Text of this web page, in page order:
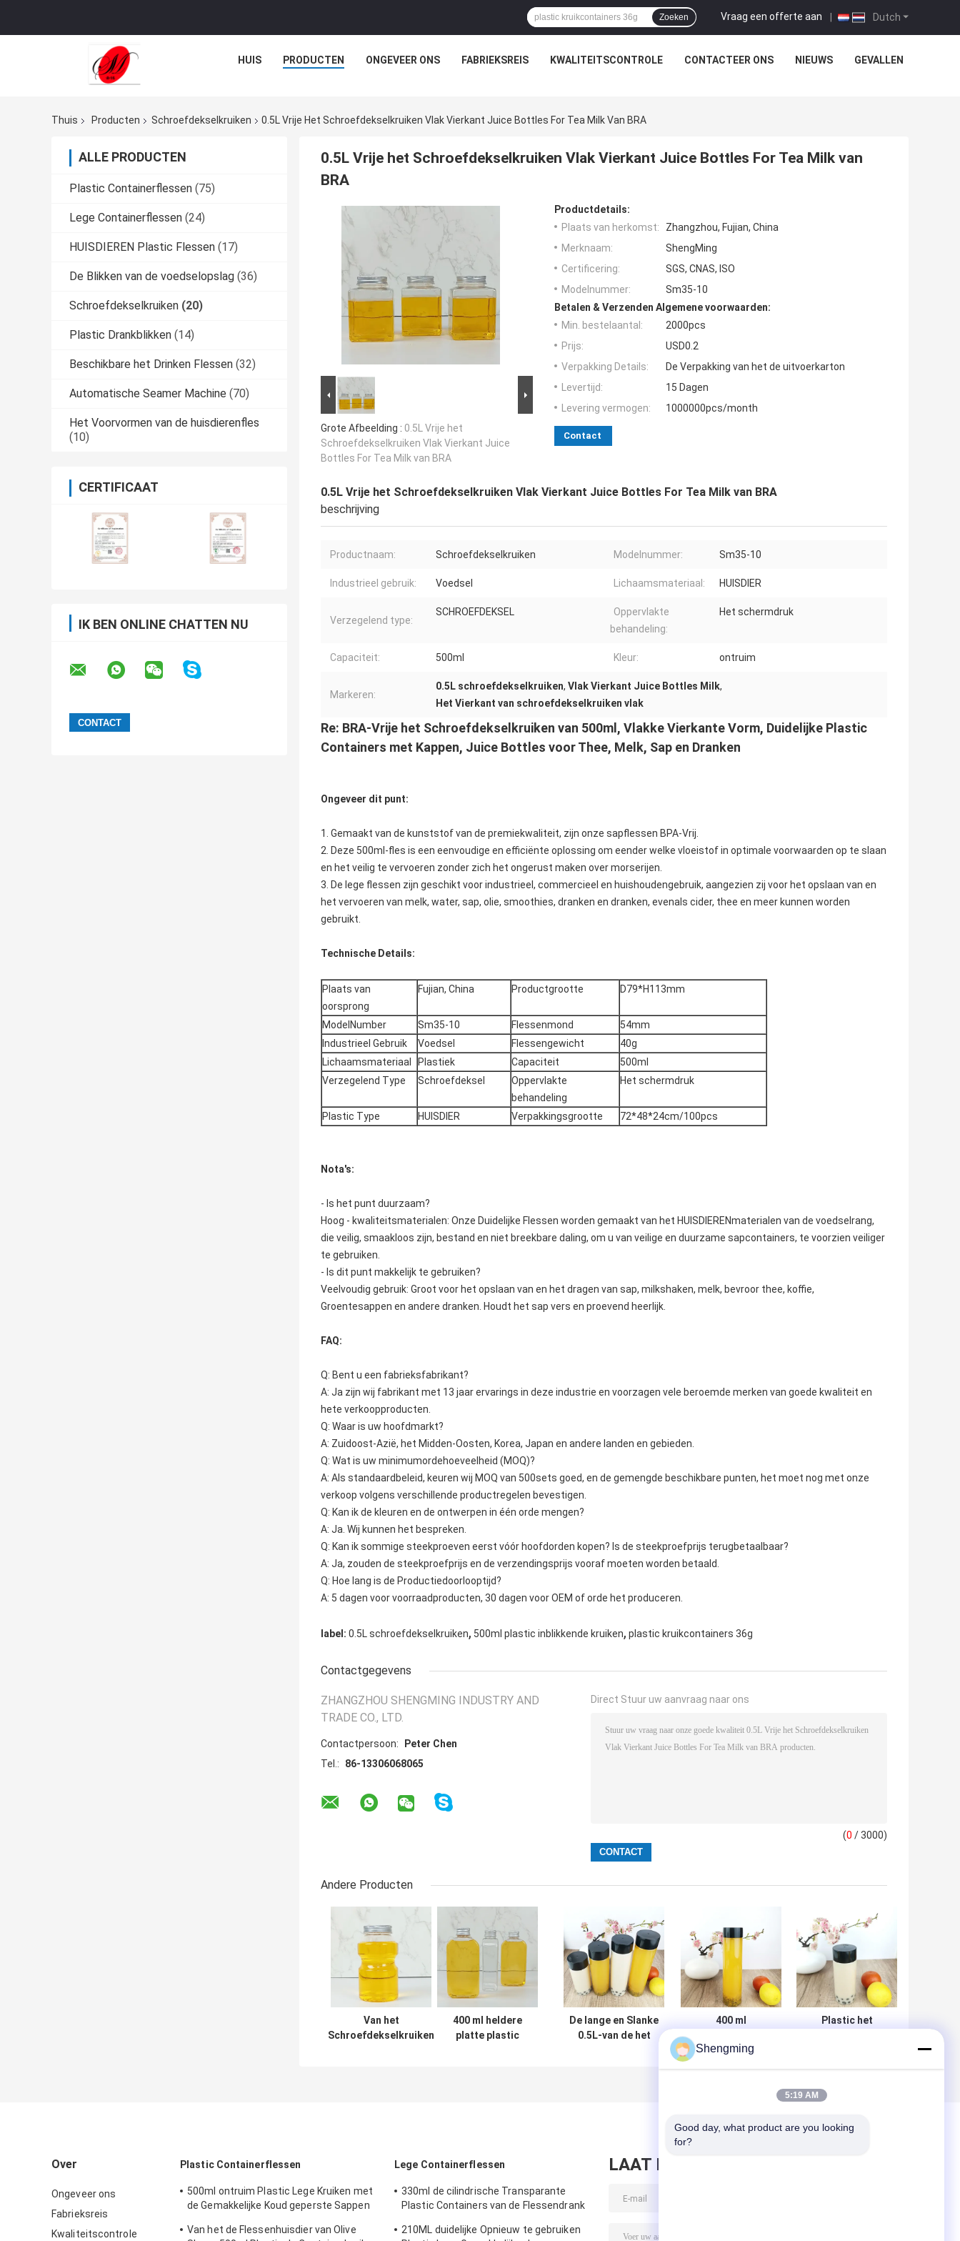
Dutch
Vraag een offerte aan |
Zoeken
HUIS PRODUCTEN ONGEVEER ONS FABRIEKSREIS KWALITEITSCONTROLE CONTACTEER ONS NIEUWS GEVALLEN
Thuis Producten Schroefdekselkruiken 0.5L Vrije Het Schroefdekselkruiken Vlak Vierkant Juice Bottles For Tea Milk Van BRA
ALLE PRODUCTEN
Plastic Containerflessen (75)
Lege Containerflessen (24)
HUISDIEREN Plastic Flessen (17)
De Blikken van de voedselopslag (36)
Schroefdekselkruiken (20)
Plastic Drankblikken (14)
Beschikbare het Drinken Flessen (32)
Automatische Seamer Machine (70)
Het Voorvormen van de huisdierenfles
(10)
CERTIFICAAT
IK BEN ONLINE CHATTEN NU
0.5L Vrije het Schroefdekselkruiken Vlak Vierkant Juice Bottles For Tea Milk van
BRA
Grote Afbeelding : 0.5L Vrije het
Schroefdekselkruiken Vlak Vierkant Juice
Bottles For Tea Milk van BRA
Productdetails:
Plaats van herkomst:
Zhangzhou, Fujian, China
Merknaam:
ShengMing
Certificering:
SGS, CNAS, ISO
Modelnummer:
Sm35-10
Betalen & Verzenden Algemene voorwaarden:
Min. bestelaantal:
2000pcs
Prijs:
USD0.2
Verpakking Details:
De Verpakking van het de uitvoerkarton
Levertijd:
15 Dagen
Levering vermogen:
1000000pcs/month
Contact
0.5L Vrije het Schroefdekselkruiken Vlak Vierkant Juice Bottles For Tea Milk van BRA
beschrijving
Productnaam: Schroefdekselkruiken Modelnummer: Sm35-10
Industrieel gebruik: Voedsel Lichaamsmateriaal: HUISDIER
Verzegelend type:
SCHROEFDEKSEL
Oppervlakte
behandeling:
Het schermdruk
Capaciteit: 500ml Kleur: ontruim
Markeren:
0.5L schroefdekselkruiken, Vlak Vierkant Juice Bottles Milk,
Het Vierkant van schroefdekselkruiken vlak
Re: BRA-Vrije het Schroefdekselkruiken van 500ml, Vlakke Vierkante Vorm, Duidelijke Plastic
Containers met Kappen, Juice Bottles voor Thee, Melk, Sap en Dranken
Ongeveer dit punt:
1. Gemaakt van de kunststof van de premiekwaliteit, zijn onze sapflessen BPA-Vrij.
2. Deze 500ml-fles is een eenvoudige en efficiënte oplossing om eender welke vloeistof in optimale voorwaarden op te slaan
en het veilig te vervoeren zonder zich het ongerust maken over morserijen.
3. De lege flessen zijn geschikt voor industrieel, commercieel en huishoudengebruik, aangezien zij voor het opslaan van en
het vervoeren van melk, water, sap, olie, smoothies, dranken en dranken, evenals cider, thee en meer kunnen worden
gebruikt.
Technische Details:
Plaats van
oorsprong
Fujian, China Productgrootte D79*H113mm
ModelNumber Sm35-10 Flessenmond
54mm
Industrieel Gebruik
Voedsel Flessengewicht
40g
Lichaamsmateriaal
Plastiek Capaciteit
500ml
Verzegelend Type
Schroefdeksel
Oppervlakte
behandeling
Het schermdruk
Plastic Type HUISDIER Verpakkingsgrootte 72*48*24cm/100pcs
Nota's:
- Is het punt duurzaam?
Hoog - kwaliteitsmaterialen: Onze Duidelijke Flessen worden gemaakt van het HUISDIERENmaterialen van de voedselrang,
die veilig, smaakloos zijn, bestand en niet breekbare daling, om u van veilige en duurzame sapcontainers, te voorzien veiliger
te gebruiken.
- Is dit punt makkelijk te gebruiken?
Veelvoudig gebruik: Groot voor het opslaan van en het dragen van sap, milkshaken, melk, bevroor thee, koffie,
Groentesappen en andere dranken. Houdt het sap vers en proevend heerlijk.
FAQ:
Q: Bent u een fabrieksfabrikant?
A: Ja zijn wij fabrikant met 13 jaar ervarings in deze industrie en voorzagen vele beroemde merken van goede kwaliteit en
hete verkoopproducten.
Q: Waar is uw hoofdmarkt?
A: Zuidoost-Azië, het Midden-Oosten, Korea, Japan en andere landen en gebieden.
Q: Wat is uw minimumordehoeveelheid (MOQ)?
A: Als standaardbeleid, keuren wij MOQ van 500sets goed, en de gemengde beschikbare punten, het moet nog met onze
verkoop volgens verschillende productregelen bevestigen.
Q: Kan ik de kleuren en de ontwerpen in één orde mengen?
A: Ja. Wij kunnen het bespreken.
Q: Kan ik sommige steekproeven eerst vóór hoofdorden kopen? Is de steekproefprijs terugbetaalbaar?
A: Ja, zouden de steekproefprijs en de verzendingsprijs vooraf moeten worden betaald.
Q: Hoe lang is de Productiedoorlooptijd?
A: 5 dagen voor voorraadproducten, 30 dagen voor OEM of orde het produceren.
label: 0.5L schroefdekselkruiken, 500ml plastic inblikkende kruiken, plastic kruikcontainers 36g
Contactgegevens
ZHANGZHOU SHENGMING INDUSTRY AND
TRADE CO., LTD.
Contactpersoon:
Peter Chen
Tel.:
86-13306068065
Direct Stuur uw aanvraag naar ons
(0 / 3000)
Andere Producten
Van het
Schroefdekselkruiken
400 ml heldere
platte plastic
De lange en Slanke
0.5L-van de het
400 ml
schroefkapcontainers
Plastic het
Over
Ongeveer ons
Fabrieksreis
Kwaliteitscontrole
Plastic Containerflessen
500ml ontruim Plastic Lege Kruiken met
de Gemakkelijke Koud geperste Sappen
Van het de Flessenhuisdier van Olive
Lege Containerflessen
330ml de cilindrische Transparante
Plastic Containers van de Flessendrank
210ML duidelijke Opnieuw te gebruiken
LAAT BERICHT ACHTER
Shengming
5:19 AM
Good day, what product are you looking
for?